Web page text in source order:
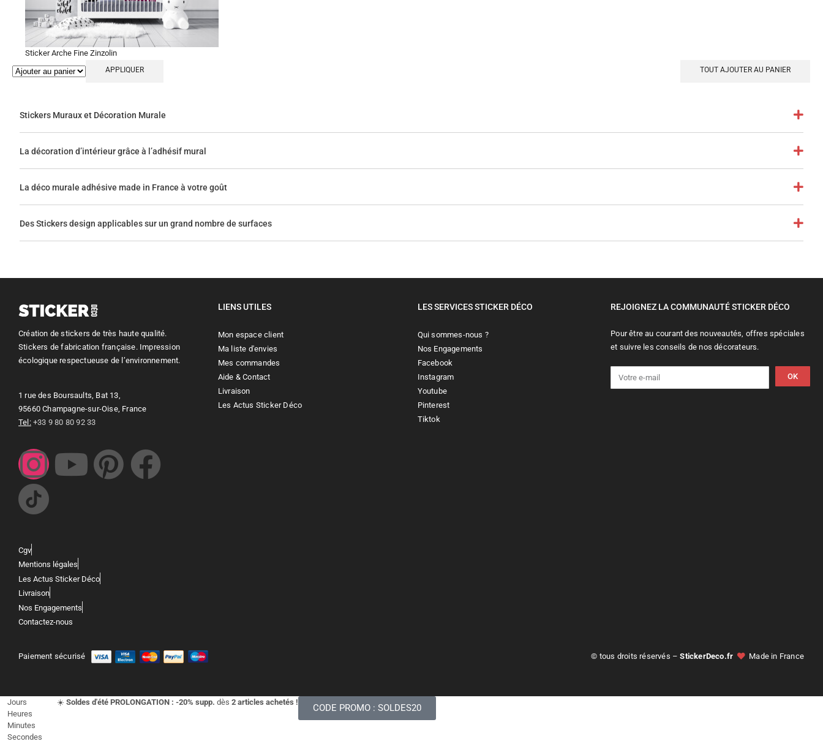
Sticker Arche Fine Zinzolin
APPLIQUER TOUT AJOUTER AU PANIER
Stickers Muraux et Décoration Murale
La décoration d’intérieur grâce à l’adhésif mural
La déco murale adhésive made in France à votre goût
Des Stickers design applicables sur un grand nombre de surfaces
Création de stickers de très haute qualité.
Stickers de fabrication française. Impression
écologique respectueuse de l’environnement.
1 rue des Boursaults, Bat 13,
95660 Champagne-sur-Oise, France
Tel: +33 9 80 80 92 33
LIENS UTILES
Mon espace client
Ma liste d'envies
Mes commandes
Aide & Contact
Livraison
Les Actus Sticker Déco
LES SERVICES STICKER DÉCO
Qui sommes-nous ?
Nos Engagements
Facebook
Instagram
Youtube
Pinterest
Tiktok
REJOIGNEZ LA COMMUNAUTÉ STICKER DÉCO
Pour être au courant des nouveautés, offres spéciales
et suivre les conseils de nos décorateurs.
OK
Cgv
Mentions légales
Les Actus Sticker Déco
Livraison
Nos Engagements
Contactez-nous
Paiement sécurisé © tous droits réservés –StickerDeco.fr Made in France
Jours
Heures
Minutes
Secondes
☀️ Soldes d'été PROLONGATION : -20% supp. dès 2 articles achetés !
CODE PROMO : SOLDES20